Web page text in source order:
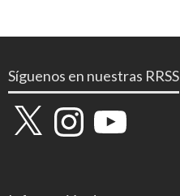
Síguenos en nuestras RRSS
X InstagramYouTube